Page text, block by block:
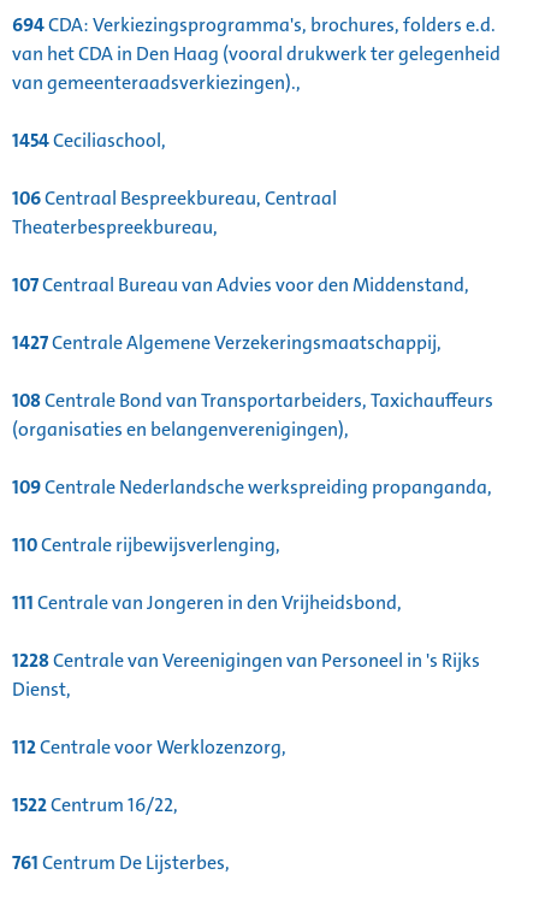
694CDA: Verkiezingsprogramma's, brochures, folders e.d.
van het CDA in Den Haag (vooral drukwerk ter gelegenheid
van gemeenteraadsverkiezingen).,
1454Ceciliaschool,
106Centraal Bespreekbureau, Centraal
Theaterbespreekbureau,
107Centraal Bureau van Advies voor den Middenstand,
1427Centrale Algemene Verzekeringsmaatschappij,
108Centrale Bond van Transportarbeiders, Taxichauffeurs
(organisaties en belangenverenigingen),
109Centrale Nederlandsche werkspreiding propanganda,
110Centrale rijbewijsverlenging,
111Centrale van Jongeren in den Vrijheidsbond,
1228Centrale van Vereenigingen van Personeel in 's Rijks
Dienst,
112Centrale voor Werklozenzorg,
1522Centrum 16/22,
761Centrum De Lijsterbes,